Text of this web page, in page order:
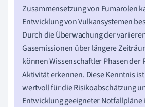
Zusammensetzung von Fumarolen
Entwicklung von Vulkansystemen
Durch die Überwachung der
Gasemissionen über längere
können Wissenschaftler Phasen der
Aktivität erkennen. Diese Kenntnis
wertvoll für die Risikoabschätzung
Entwicklung geeigneter Notfallpläne